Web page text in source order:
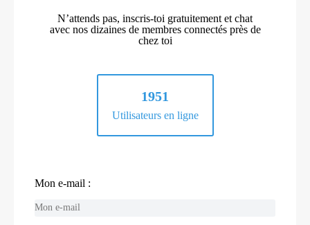
N’attends pas, inscris-toi gratuitement et chat
avec nos dizaines de membres connectés près de
chez toi
1951
Utilisateurs en ligne
Mon e-mail :